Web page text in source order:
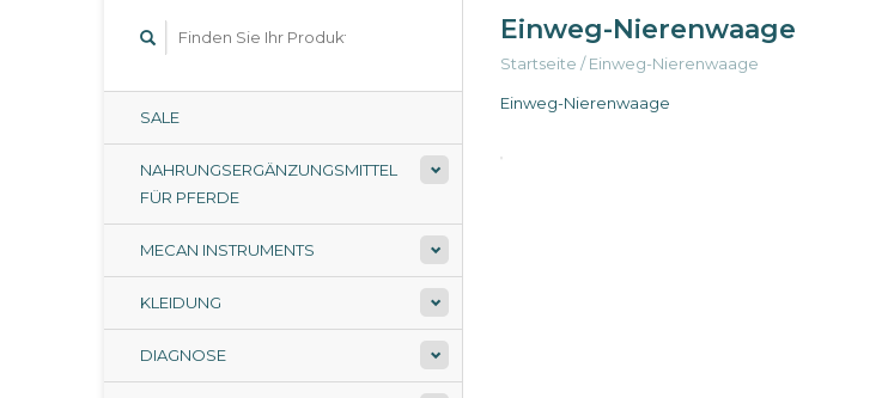
SALE
NAHRUNGSERGÄNZUNGSMITTEL
FÜR PFERDE
MECAN INSTRUMENTS
KLEIDUNG
DIAGNOSE
Einweg-Nierenwaage
Startseite /Einweg-Nierenwaage
Einweg-Nierenwaage